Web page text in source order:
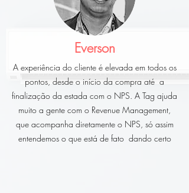
Everson
A experiência do cliente é elevada em todos os
pontos, desde o início da compra até a
finalização da estada com o NPS. A Tag ajuda
muito a gente com o Revenue Management,
que acompanha diretamente o NPS, só assim
entendemos o que está de fato dando certo